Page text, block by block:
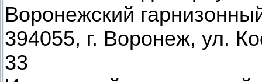
Воронежский
394055, г. Воронеж, ул.
33